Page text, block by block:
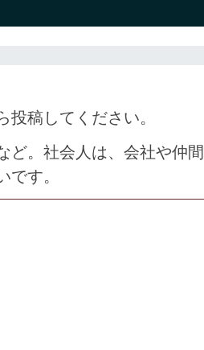
稿してください。
ど。社会人は、会社や仲間
す。